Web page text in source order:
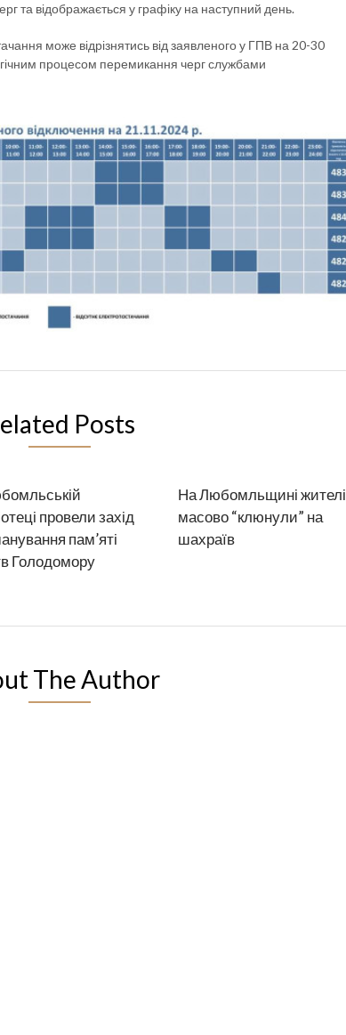
та відображається у графіку на наступний день.
може відрізнятись від заявленого у ГПВ на 20-30
процесом перемикання черг службами
Posts
провели захід
пам’яті
Голодомору
На Любомльщині жителі
масово “клюнули” на
шахраїв
The Author